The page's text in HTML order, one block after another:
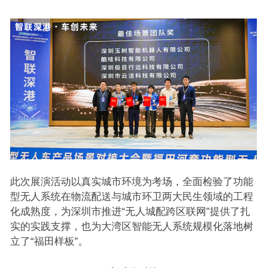
此次展演活动以真实城市环境为考场，全面检验了功能
型无人系统在物流配送与城市环卫两大民生领域的工程
化成熟度，为深圳市推进“无人城配跨区联网”提供了扎
实的实践支撑，也为大湾区智能无人系统规模化落地树
立了“福田样板”。